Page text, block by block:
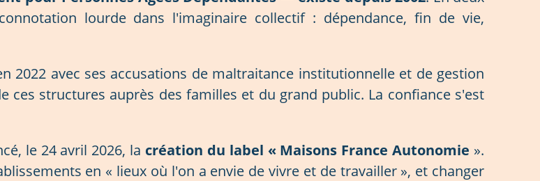
lourde dans l'imaginaire collectif : dépendance, fin de vie,
2022 avec ses accusations de maltraitance institutionnelle et de gestion
structures auprès des familles et du grand public. La confiance s'est
le 24 avril 2026, la création du label « Maisons France Autonomie ».
en « lieux où l'on a envie de vivre et de travailler », et changer